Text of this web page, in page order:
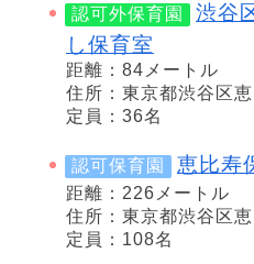
認可外保育園
渋谷
し保育室
距離：84メートル
住所：東京都渋谷区
定員：36名
認可保育園 恵比寿
距離：226メートル
住所：東京都渋谷区
定員：108名